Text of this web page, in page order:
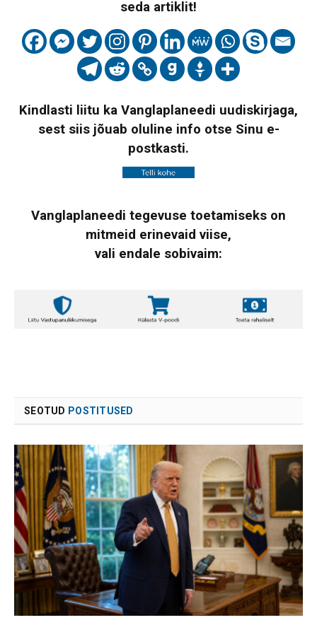
seda artiklit!
Kindlasti liitu ka Vanglaplaneedi uudiskirjaga,
sest siis jõuab oluline info otse Sinu e-
postkasti.
Vanglaplaneedi tegevuse toetamiseks on
mitmeid erinevaid viise,
vali endale sobivaim:
SEOTUD POSTITUSED